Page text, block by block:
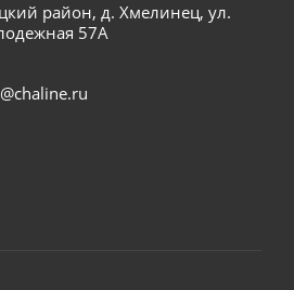
район, д. Хмелинец, ул.
57А